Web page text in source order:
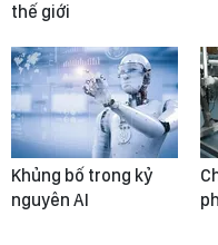
thế giới
Khủng bố trong kỷ
nguyên AI